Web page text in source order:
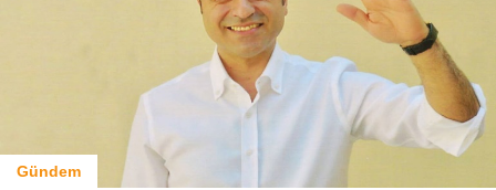
Gündem